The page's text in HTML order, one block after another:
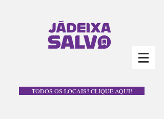
TODOS OS LOCAIS? CLIQUE AQUI!